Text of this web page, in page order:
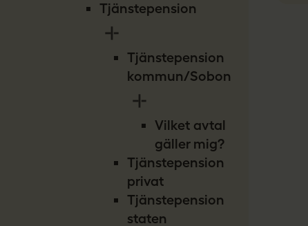
Tjänstepension
Tjänstepension
kommun/Sobona
Vilket avtal
gäller mig?
Tjänstepension
privat
Tjänstepension
staten